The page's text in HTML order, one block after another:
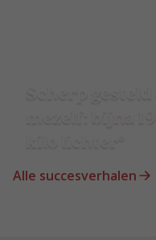
Alle succesverhalen